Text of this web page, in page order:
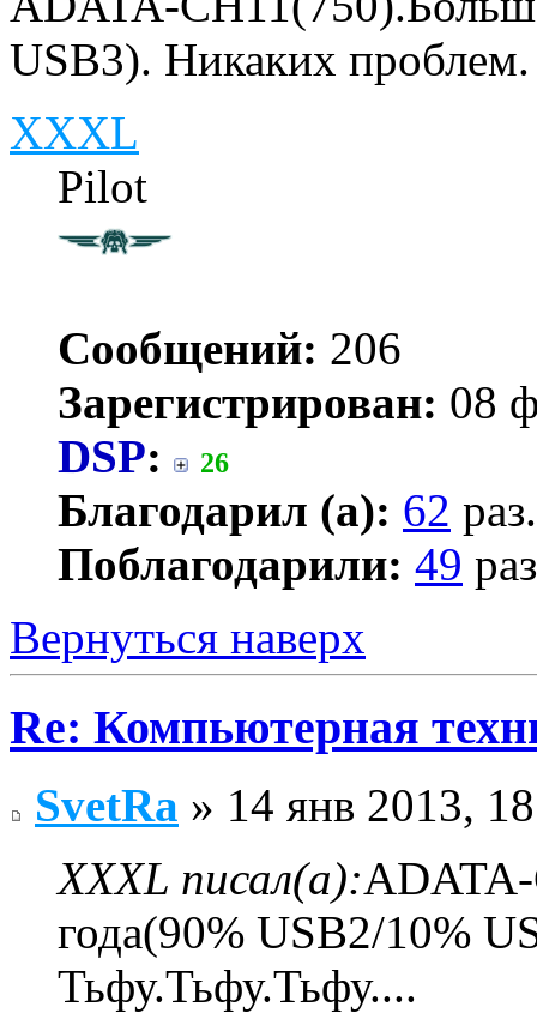
USB3). Никаких
XXXL
Pilot
Сообщений: 206
Зарегистрирован: 08
DSP: 26
Благодарил (а): 62 раз.
Поблагодарили: 49
Вернуться наверх
Re: Компьютерная
SvetRa » 14 янв 2013,
XXXL писал(а):
года(90% USB2/10%
Тьфу.Тьфу.Тьфу....